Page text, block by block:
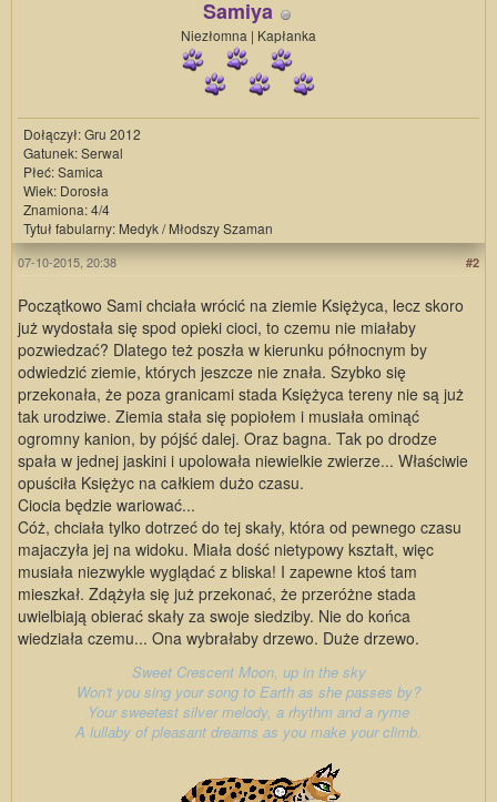
Samiya
Niezłomna | Kapłanka
Dołączył: Gru 2012
Gatunek: Serwal
Płeć: Samica
Wiek: Dorosła
Znamiona: 4/4
Tytuł fabularny: Medyk / Młodszy Szaman
#2
07-10-2015, 20:38
Początkowo Sami chciała wrócić na ziemie Księżyca, lecz skoro
już wydostała się spod opieki cioci, to czemu nie miałaby
pozwiedzać? Dlatego też poszła w kierunku północnym by
odwiedzić ziemie, których jeszcze nie znała. Szybko się
przekonała, że poza granicami stada Księżyca tereny nie są już
tak urodziwe. Ziemia stała się popiołem i musiała ominąć
ogromny kanion, by pójść dalej. Oraz bagna. Tak po drodze
spała w jednej jaskini i upolowała niewielkie zwierze... Właściwie
opuściła Księżyc na całkiem dużo czasu.
Ciocia będzie wariować...
Cóż, chciała tylko dotrzeć do tej skały, która od pewnego czasu
majaczyła jej na widoku. Miała dość nietypowy kształt, więc
musiała niezwykle wyglądać z bliska! I zapewne ktoś tam
mieszkał. Zdążyła się już przekonać, że przeróżne stada
uwielbiają obierać skały za swoje siedziby. Nie do końca
wiedziała czemu... Ona wybrałaby drzewo. Duże drzewo.
Sweet Crescent Moon, up in the sky
Won't you sing your song to Earth as she passes by?
Your sweetest silver melody, a rhythm and a ryme
A lullaby of pleasant dreams as you make your climb.